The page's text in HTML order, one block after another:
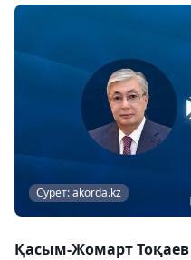
Сурет: akorda.kz
Қасым-Жомарт Тоқаев